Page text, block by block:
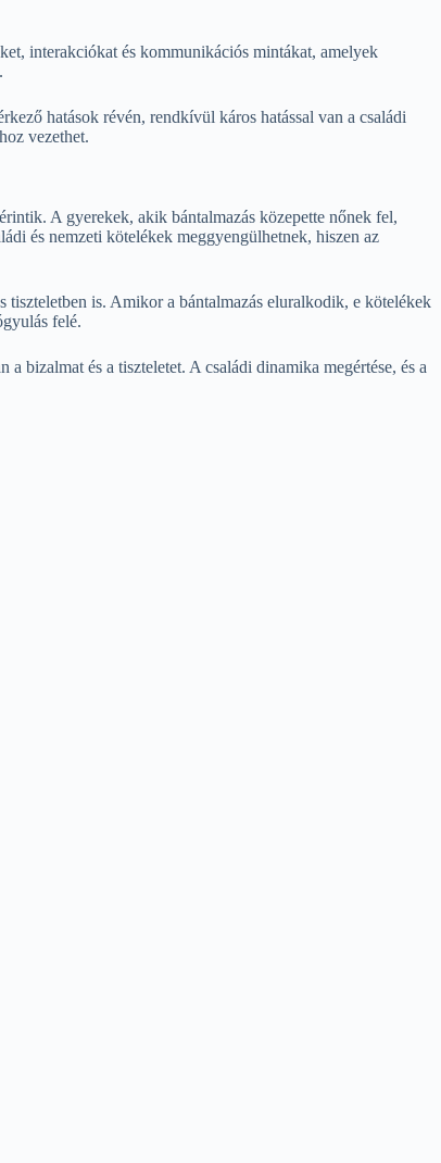
interakciókat és kommunikációs mintákat, amelyek
hatások révén, rendkívül káros hatással van a családi
vezethet.
A gyerekek, akik bántalmazás közepette nőnek fel,
és nemzeti kötelékek meggyengülhetnek, hiszen az
tiszteletben is. Amikor a bántalmazás eluralkodik, e kötelékek
felé.
bizalmat és a tiszteletet. A családi dinamika megértése, és a